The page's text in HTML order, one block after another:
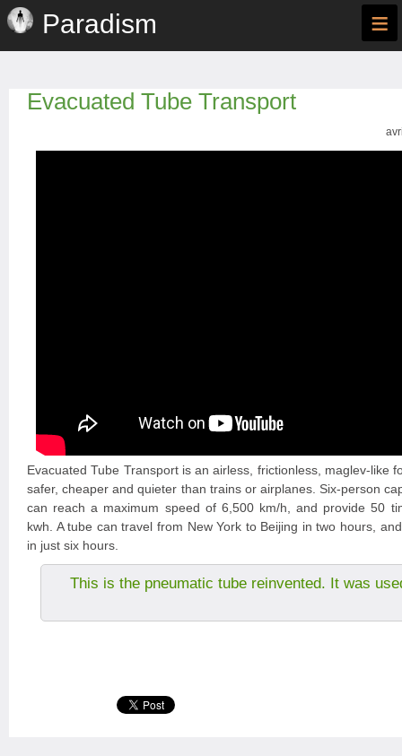
Paradism ≡
Evacuated Tube Transport
Evacuated Tube Transport is an airless, frictionless, maglev-like
safer, cheaper and quieter than trains or airplanes. Six-person
can reach a maximum speed of 6,500 km/h, and provide 50
kwh. A tube can travel from New York to Beijing in two hours,
in just six hours.
This is the pneumatic tube reinvented. It was